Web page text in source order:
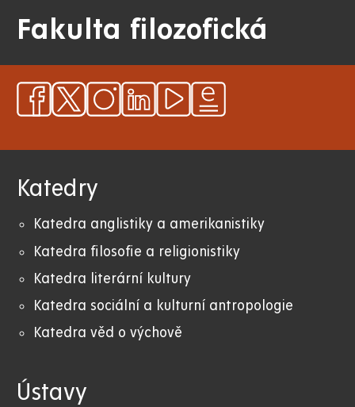
Fakulta filozofická
Katedry
Katedra anglistiky a amerikanistiky
Katedra filosofie a religionistiky
Katedra literární kultury
Katedra sociální a kulturní antropologie
Katedra věd o výchově
Ústavy